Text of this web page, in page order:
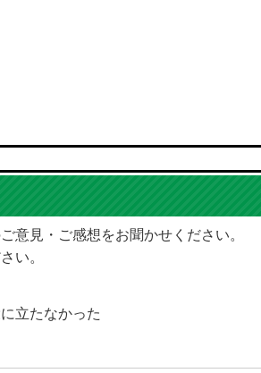
意見・ご感想をお聞かせください。
い。
立たなかった